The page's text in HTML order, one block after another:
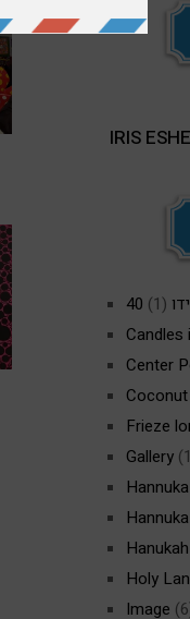
IRIS
(1)
Candles
Center
Frieze
Gallery
Hanukah
Holy
Image